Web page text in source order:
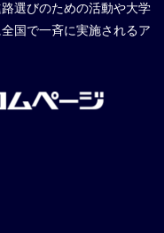
選びのための活動や大学
国で一斉に実施されるア